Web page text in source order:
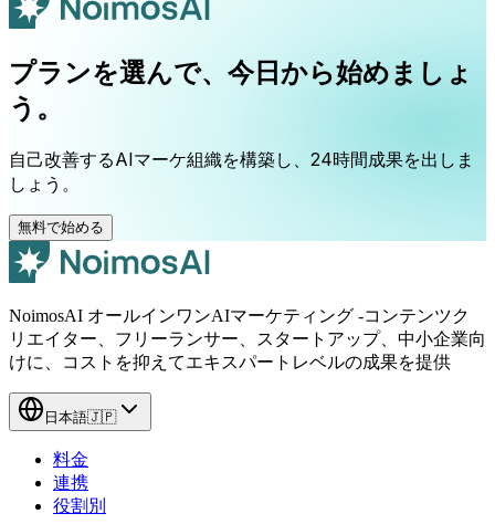
プランを選んで、今日から始めましょ
う。
自己改善するAIマーケ組織を構築し、24時間成果を出しま
しょう。
無料で始める
NoimosAI オールインワンAIマーケティング -コンテンツク
リエイター、フリーランサー、スタートアップ、中小企業向
けに、コストを抑えてエキスパートレベルの成果を提供
日本語🇯🇵
料金
連携
役割別